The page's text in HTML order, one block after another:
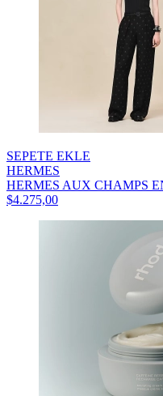
SEPETE EKLE
HERMES
HERMES AUX CHAMPS
$4.275,00